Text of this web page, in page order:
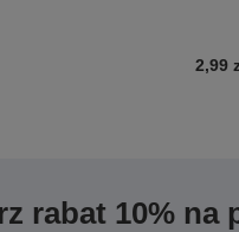
2,99
rabat 10% na